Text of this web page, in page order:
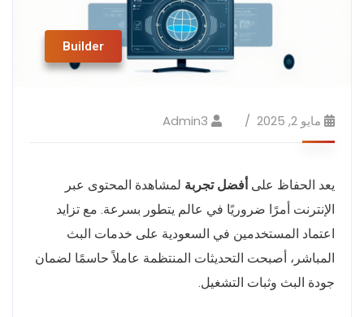
Builder
مايو 2, 2025 Admin3
يعد الحفاظ على أفضل تجربة لمشاهدة المحتوى عبر
الإنترنت أمرًا ضروريًا في عالم يتطور بسرعة. مع تزايد
اعتماد المستخدمين في السعودية على خدمات البث
المباشر، أصبحت التحديثات المنتظمة عاملاً حاسمًا لضمان
جودة البث وثبات التشغيل.